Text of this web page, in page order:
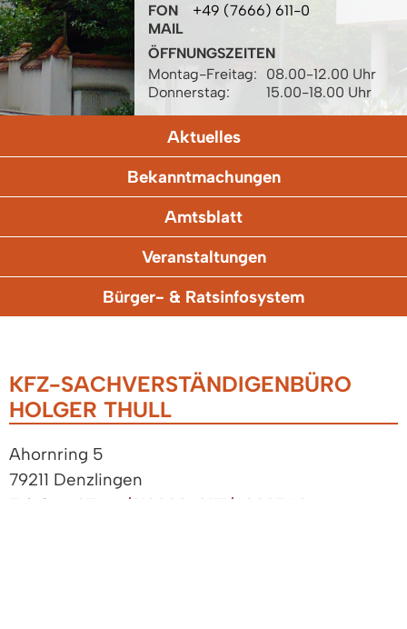
FON
+49 (7666) 611-0
MAIL
ÖFFNUNGSZEITEN
Montag-Freitag:
08.00-12.00 Uhr
Donnerstag:
15.00-18.00 Uhr
Aktuelles
Bekanntmachungen
Amtsblatt
Veranstaltungen
Bürger- & Ratsinfosystem
KFZ-SACHVERSTÄNDIGENBÜRO
HOLGER THULL
Ahornring 5
79211 Denzlingen
Telefon:
07666/913098, 0171/6802540